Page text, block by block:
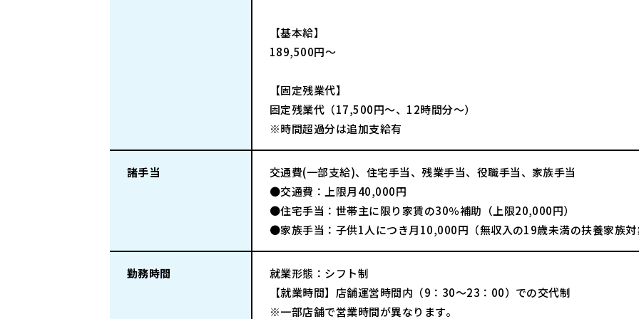
【基本給】
189,500円～
【固定残業代】
固定残業代（17,500円～、12時間分～）
※時間超過分は追加支給有
諸手当
交通費(一部支給)、住宅手当、残業手当、役職手当、家族手当
●交通費：上限月40,000円
●住宅手当：世帯主に限り家賃の30％補助（上限20,000円）
●家族手当：子供1人につき月10,000円（無収入の19歳未満の扶養家族対
勤務時間
就業形態：シフト制
【就業時間】店舗運営時間内（9：30～23：00）での交代制
※一部店舗で営業時間が異なります。